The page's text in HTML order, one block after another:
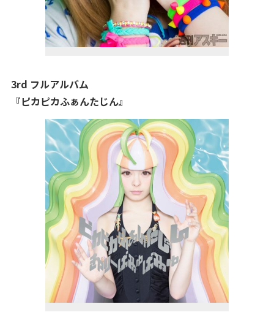
3rd フルアルバム
『ピカピカふぁんたじん』